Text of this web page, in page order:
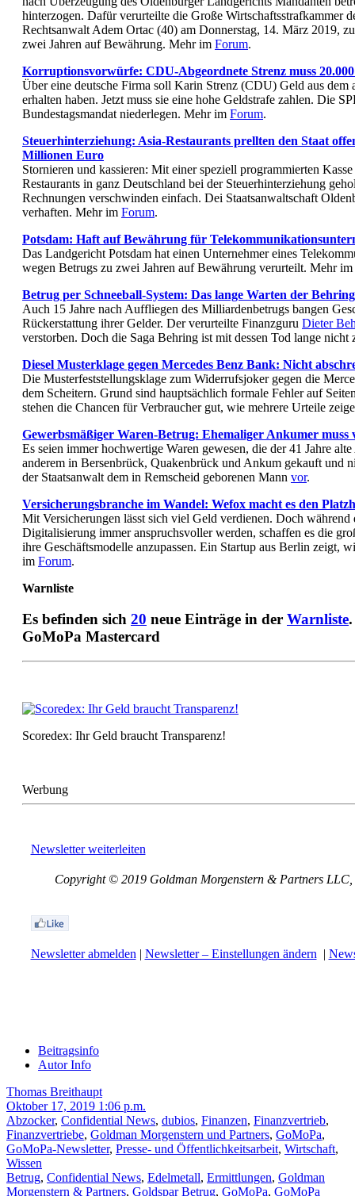
hinterzogen. Dafür verurteilte die Große Wirtschaftsstrafkammer
Rechtsanwalt Adem Ortac (40) am Donnerstag, 14. März 2019,
zwei Jahren auf Bewährung. Mehr im Forum.
Korruptionsvorwürfe: CDU-Abgeordnete Strenz muss
Über eine deutsche Firma soll Karin Strenz (CDU) Geld aus dem
erhalten haben. Jetzt muss sie eine hohe Geldstrafe zahlen. Die
Bundestagsmandat niederlegen. Mehr im Forum.
Steuerhinterziehung: Asia-Restaurants prellten den Staat
Millionen Euro
Stornieren und kassieren: Mit einer speziell programmierten
Restaurants in ganz Deutschland bei der Steuerhinterziehung
Rechnungen verschwinden einfach. Dei Staatsanwaltschaft
verhaften. Mehr im Forum.
Potsdam: Haft auf Bewährung für
Das Landgericht Potsdam hat einen Unternehmer eines
wegen Betrugs zu zwei Jahren auf Bewährung verurteilt. Mehr im
Betrug per Schneeball-System: Das lange Warten der
Auch 15 Jahre nach Auffliegen des Milliardenbetrugs bangen
Rückerstattung ihrer Gelder. Der verurteilte Finanzguru Dieter
verstorben. Doch die Saga Behring ist mit dessen Tod lange
Diesel Musterklage gegen Mercedes Benz Bank: Nicht
Die Musterfeststellungsklage zum Widerrufsjoker gegen die
dem Scheitern. Grund sind hauptsächlich formale Fehler auf
stehen die Chancen für Verbraucher gut, wie mehrere Urteile
Gewerbsmäßiger Waren-Betrug: Ehemaliger Ankumer muss
Es seien immer hochwertige Waren gewesen, die der 41 Jahre
anderem in Bersenbrück, Quakenbrück und Ankum gekauft und
der Staatsanwalt dem in Remscheid geborenen Mann vor.
Versicherungsbranche im Wandel: Wefox macht es den
Mit Versicherungen lässt sich viel Geld verdienen. Doch
Digitalisierung immer anspruchsvoller werden, schaffen es die
ihre Geschäftsmodelle anzupassen. Ein Startup aus Berlin zeigt,
im Forum.
Warnliste
Es befinden sich 20 neue Einträge in der Warnliste.
GoMoPa Mastercard
Scoredex: Ihr Geld braucht Transparenz!
Werbung
Newsletter weiterleiten
Copyright © 2019 Goldman Morgenstern & Partners LLC,
Newsletter abmelden| Newsletter – Einstellungen ändern|
Beitragsinfo
Autor Info
Thomas Breithaupt
Oktober 17, 2019 1:06 p.m.
Abzocker, Confidential News, dubios, Finanzen, Finanzvertrieb,
Finanzvertriebe, Goldman Morgenstern und Partners, GoMoPa,
GoMoPa-Newsletter, Presse- und Öffentlichkeitsarbeit, Wirtschaft,
Wissen
Betrug, Confidential News, Edelmetall, Ermittlungen, Goldman
Morgenstern & Partners, Goldspar Betrug, GoMoPa, GoMoPa